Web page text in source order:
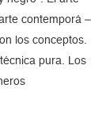
contemporá –
los conceptos.
pura. Los